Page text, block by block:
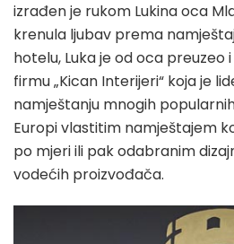
izrađen je rukom Lukina oca
krenula ljubav prema
hotelu, Luka je od oca preuzeo
firmu „Kican Interijeri“ koja je
namještanju mnogih
Europi vlastitim namještajem
po mjeri ili pak odabranim
vodećih proizvođača.